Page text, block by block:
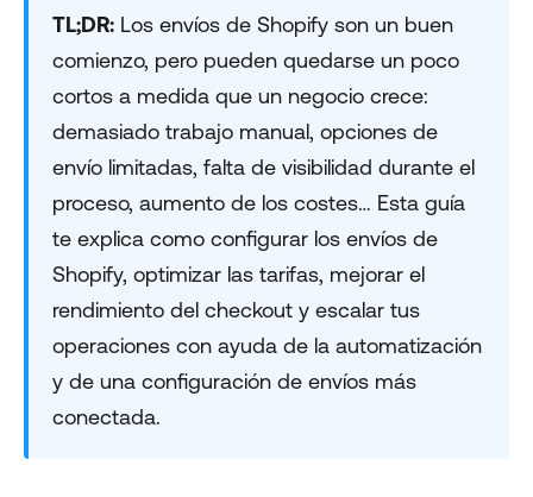
TL;DR: Los envíos de Shopify son un buen
comienzo, pero pueden quedarse un poco
cortos a medida que un negocio crece:
demasiado trabajo manual, opciones de
envío limitadas, falta de visibilidad durante el
proceso, aumento de los costes… Esta guía
te explica como configurar los envíos de
Shopify, optimizar las tarifas, mejorar el
rendimiento del checkout y escalar tus
operaciones con ayuda de la automatización
y de una configuración de envíos más
conectada.